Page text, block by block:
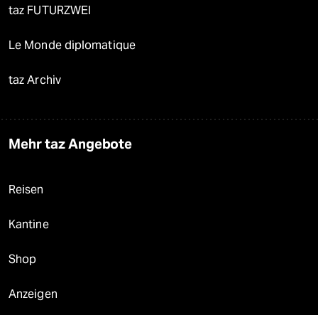
taz FUTURZWEI
Le Monde diplomatique
taz Archiv
Mehr taz Angebote
Reisen
Kantine
Shop
Anzeigen